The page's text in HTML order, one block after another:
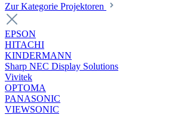
Zur Kategorie Projektoren
EPSON
HITACHI
KINDERMANN
Sharp NEC Display Solutions
Vivitek
OPTOMA
PANASONIC
VIEWSONIC